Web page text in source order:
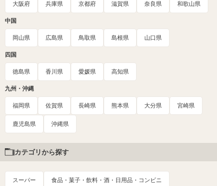
大阪府 兵庫県 京都府 滋賀県 奈良県 和歌山県
中国
岡山県 広島県 鳥取県 島根県 山口県
四国
徳島県 香川県 愛媛県 高知県
九州・沖縄
福岡県 佐賀県 長崎県 熊本県 大分県 宮崎県
鹿児島県 沖縄県
カテゴリから探す
スーパー 食品・菓子・飲料・酒・日用品・コンビニ